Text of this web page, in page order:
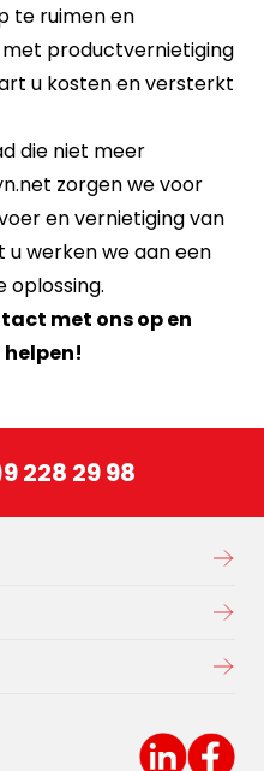
te ruimen en
productvernietiging
u kosten en versterkt
die niet meer
zorgen we voor
en vernietiging van
werken we aan een
oplossing.
met ons op en
helpen!
228 29 98